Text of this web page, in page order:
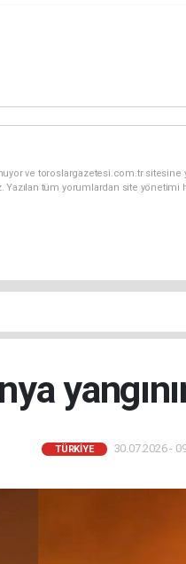
ve toroslargazetesi.com.tr sitesine
Yazılan tüm yorumlardan site
TÜRKIYE 30.07.2026 -